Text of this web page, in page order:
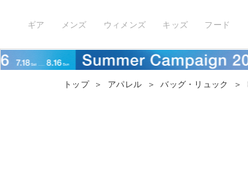
ギア メンズ ウィメンズ キッズ フード
トップ ＞ アパレル ＞ バッグ・リュック ＞